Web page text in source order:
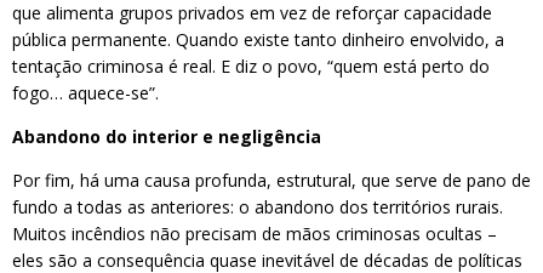
que alimenta grupos privados em vez de reforçar capacidade
pública permanente. Quando existe tanto dinheiro envolvido, a
tentação criminosa é real. E diz o povo, “quem está perto do
fogo… aquece-se”.
Abandono do interior e negligência
Por fim, há uma causa profunda, estrutural, que serve de pano de
fundo a todas as anteriores: o abandono dos territórios rurais.
Muitos incêndios não precisam de mãos criminosas ocultas –
eles são a consequência quase inevitável de décadas de políticas